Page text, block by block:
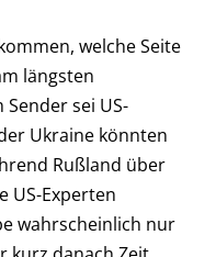
welche Seite
längsten
sei US-
Ukraine könnten
Rußland über
US-Experten
wahrscheinlich nur